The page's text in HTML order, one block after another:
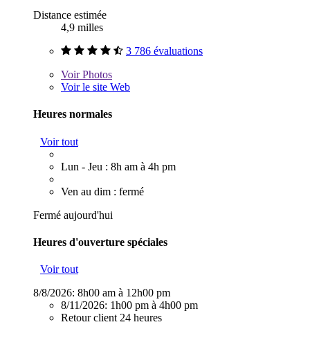
Distance estimée
4,9 milles
3 786 évaluations
VoirPhotos
Voir le site Web
Heures normales
Voir tout
Lun - Jeu : 8h am à 4h pm
Ven au dim : fermé
Fermé aujourd'hui
Heures d'ouverture spéciales
Voir tout
8/8/2026: 8h00 am à 12h00 pm
8/11/2026: 1h00 pm à 4h00 pm
Retour client 24 heures